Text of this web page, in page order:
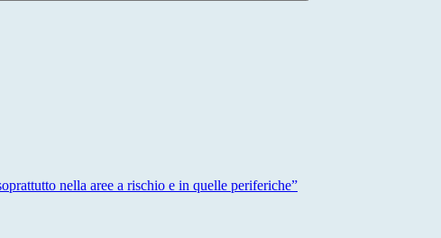
nella aree a rischio e in quelle periferiche”